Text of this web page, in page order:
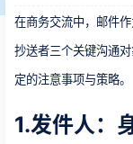
在商务交流中，邮件
抄送者三个关键沟通
定的注意事项与策略。
1.发件人：